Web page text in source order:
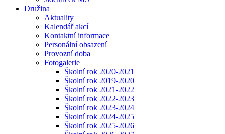
Družina
Aktuality
Kalendář akcí
Kontaktní informace
Personální obsazení
Provozní doba
Fotogalerie
Školní rok 2020-2021
Školní rok 2019-2020
Školní rok 2021-2022
Školní rok 2022-2023
Školní rok 2023-2024
Školní rok 2024-2025
Školní rok 2025-2026